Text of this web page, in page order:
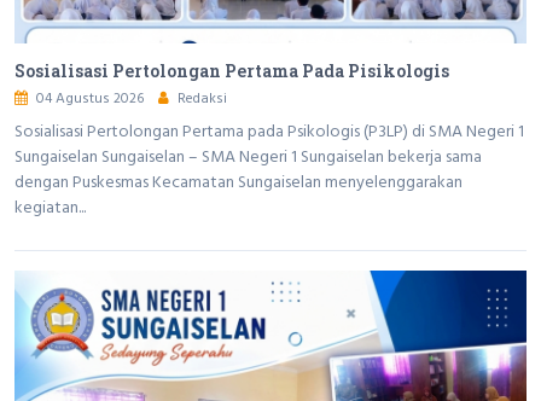
Sosialisasi Pertolongan Pertama Pada Pisikologis
04 Agustus 2026 Redaksi
Sosialisasi Pertolongan Pertama pada Psikologis (P3LP) di SMA Negeri 1
Sungaiselan Sungaiselan – SMA Negeri 1 Sungaiselan bekerja sama
dengan Puskesmas Kecamatan Sungaiselan menyelenggarakan
kegiatan...